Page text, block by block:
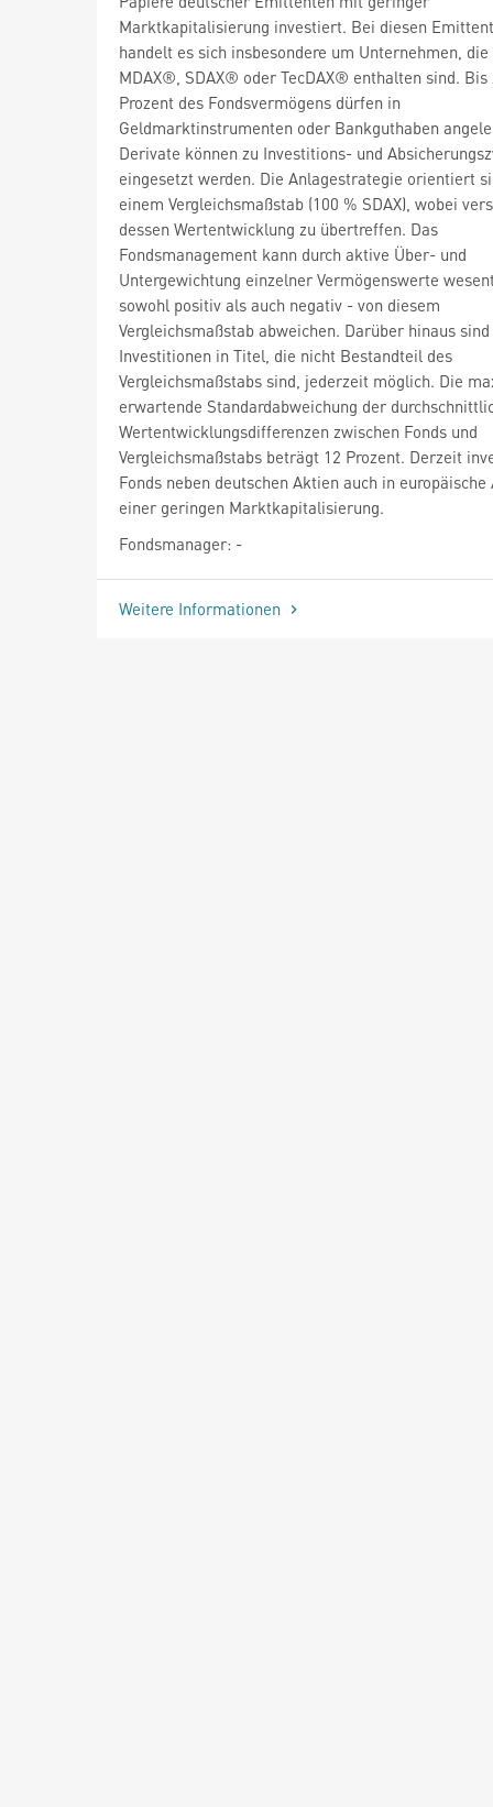
Marktkapitalisierung investiert. Bei diesen
handelt es sich insbesondere um Unternehmen,
MDAX®, SDAX® oder TecDAX® enthalten sind. Bis
Prozent des Fondsvermögens dürfen in
Geldmarktinstrumenten oder Bankguthaben
Derivate können zu Investitions- und
eingesetzt werden. Die Anlagestrategie orientiert
einem Vergleichsmaßstab (100 % SDAX), wobei
dessen Wertentwicklung zu übertreffen. Das
Fondsmanagement kann durch aktive Über- und
Untergewichtung einzelner Vermögenswerte
sowohl positiv als auch negativ - von diesem
Vergleichsmaßstab abweichen. Darüber hinaus sind
Investitionen in Titel, die nicht Bestandteil des
Vergleichsmaßstabs sind, jederzeit möglich. Die
erwartende Standardabweichung der
Wertentwicklungsdifferenzen zwischen Fonds und
Vergleichsmaßstabs beträgt 12 Prozent. Derzeit
Fonds neben deutschen Aktien auch in
einer geringen Marktkapitalisierung.
Fondsmanager: -
Weitere Informationen